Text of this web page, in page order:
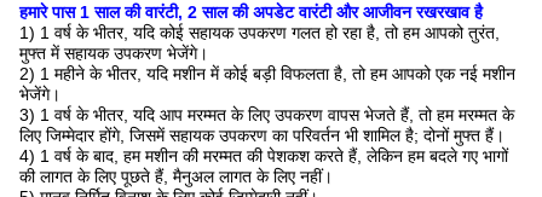
हमारे पास 1 साल की वारंटी, 2 साल की अपडेट वारंटी और आजीवन रखरखाव है
1) 1 वर्ष के भीतर, यदि कोई सहायक उपकरण गलत हो रहा है, तो हम आपको तुरंत,
मुफ्त में सहायक उपकरण भेजेंगे।
2) 1 महीने के भीतर, यदि मशीन में कोई बड़ी विफलता है, तो हम आपको एक नई मशीन
भेजेंगे।
3) 1 वर्ष के भीतर, यदि आप मरम्मत के लिए उपकरण वापस भेजते हैं, तो हम मरम्मत के
लिए जिम्मेदार होंगे, जिसमें सहायक उपकरण का परिवर्तन भी शामिल है; दोनों मुफ्त हैं।
4) 1 वर्ष के बाद, हम मशीन की मरम्मत की पेशकश करते हैं, लेकिन हम बदले गए भागों
की लागत के लिए पूछते हैं, मैनुअल लागत के लिए नहीं।